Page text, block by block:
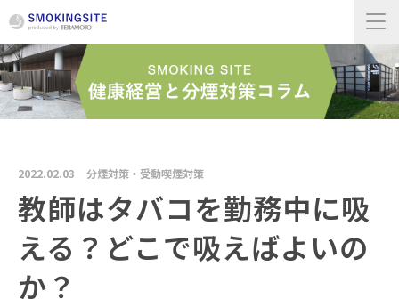
2022.02.03 分煙対策・受動喫煙対策
教師はタバコを勤務中に吸
える？どこで吸えばよいの
か？